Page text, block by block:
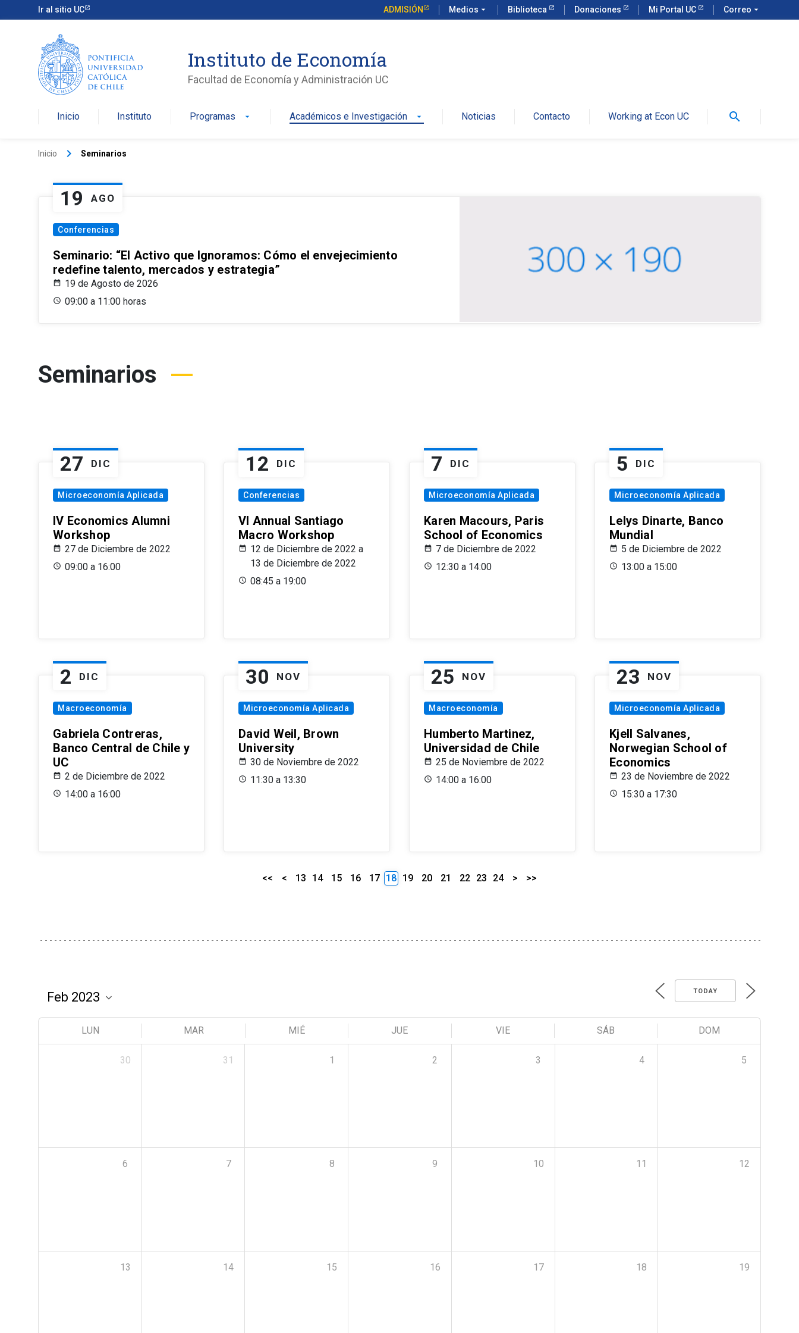
Ir al sitio UC ADMISIÓN Medios arrow_drop_down Biblioteca Donaciones Mi Portal UC Correo arrow_drop_down
Instituto de Economía
Facultad de Economía y Administración UC
Inicio Instituto Programas arrow_drop_down Académicos e Investigación arrow_drop_down Noticias Contacto Working at Econ UC search
Inicio keyboard_arrow_right Seminarios
19 AGO
Conferencias
Seminario: “El Activo que Ignoramos: Cómo el envejecimiento
redefine talento, mercados y estrategia”
19 de Agosto de 2026
09:00 a 11:00 horas
Seminarios
27 DIC
Microeconomía Aplicada
IV Economics Alumni
Workshop
27 de Diciembre de 2022
09:00 a 16:00
12 DIC
Conferencias
VI Annual Santiago
Macro Workshop
12 de Diciembre de 2022 a
13 de Diciembre de 2022
08:45 a 19:00
7 DIC
Microeconomía Aplicada
Karen Macours, Paris
School of Economics
7 de Diciembre de 2022
12:30 a 14:00
5 DIC
Microeconomía Aplicada
Lelys Dinarte, Banco
Mundial
5 de Diciembre de 2022
13:00 a 15:00
2 DIC
Macroeconomía
Gabriela Contreras,
Banco Central de Chile y
UC
2 de Diciembre de 2022
14:00 a 16:00
30 NOV
Microeconomía Aplicada
David Weil, Brown
University
30 de Noviembre de 2022
11:30 a 13:30
25 NOV
Macroeconomía
Humberto Martinez,
Universidad de Chile
25 de Noviembre de 2022
14:00 a 16:00
23 NOV
Microeconomía Aplicada
Kjell Salvanes,
Norwegian School of
Economics
23 de Noviembre de 2022
15:30 a 17:30
<< < 13 14 15 16 17 18 19 20 21 22 23 24 > >>
TODAY
LUN MAR MIÉ JUE VIE SÁB DOM
30 31 1 2 3 4 5
6 7 8 9 10 11 12
13 14 15 16 17 18 19